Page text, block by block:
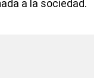
a la sociedad.